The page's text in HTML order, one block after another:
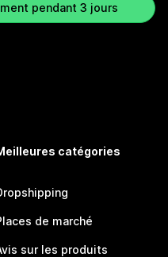
pendant 3 jours
catégories
de marché
sur les produits